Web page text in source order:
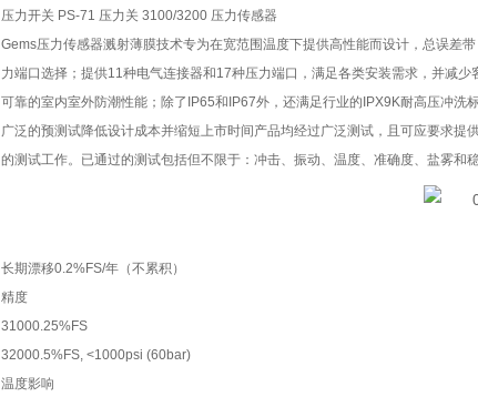
压力开关 PS-71 压力关 3100/3200 压力传感器
Gems压力传感器溅射薄膜技术专为在宽范围温度下提供高性能而设计，总误差
力端口选择；提供11种电气连接器和17种压力端口，满足各类安装需求，并减少
可靠的室内室外防潮性能；除了IP65和IP67外，还满足行业的IPX9K耐高压冲洗
广泛的预测试降低设计成本并缩短上市时间产品均经过广泛测试，且可应要求提
的测试工作。已通过的测试包括但不限于：冲击、振动、温度、准确度、盐雾和稳
长期漂移0.2%FS/年（不累积）
精度
31000.25%FS
32000.5%FS, <1000psi (60bar)
温度影响